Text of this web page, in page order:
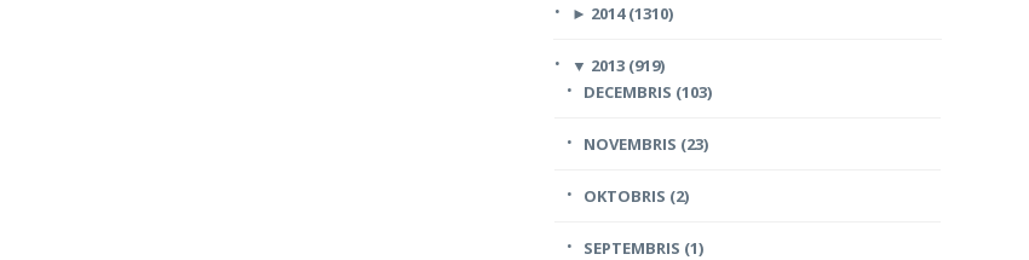
► 2014 (1310)
▼ 2013 (919)
DECEMBRIS (103)
NOVEMBRIS (23)
OKTOBRIS (2)
SEPTEMBRIS (1)